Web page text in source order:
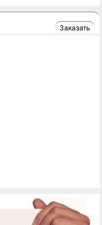
Заказать